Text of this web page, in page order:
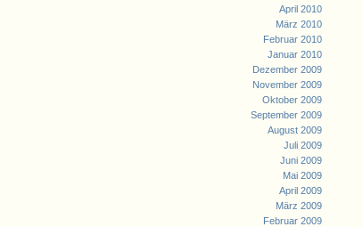
April 2010
März 2010
Februar 2010
Januar 2010
Dezember 2009
November 2009
Oktober 2009
September 2009
August 2009
Juli 2009
Juni 2009
Mai 2009
April 2009
März 2009
Februar 2009